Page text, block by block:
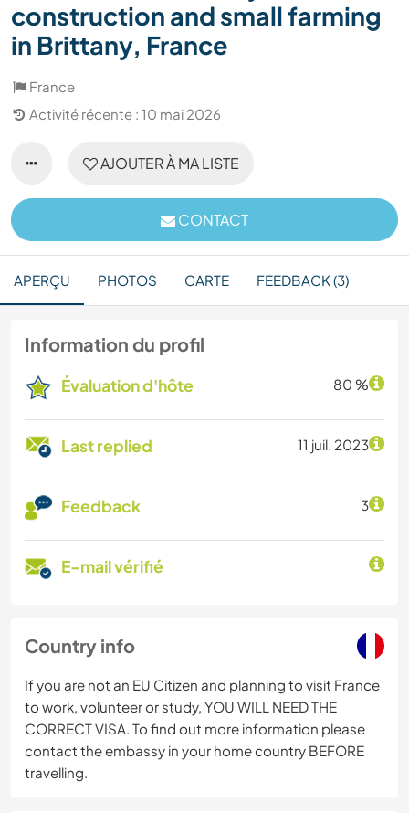
construction and small farming
in Brittany, France
France
Activité récente : 10 mai 2026
AJOUTER À MA LISTE
CONTACT
APERÇU PHOTOS CARTE FEEDBACK (3)
Information du profil
Évaluation d'hôte 80 %
Last replied 11 juil. 2023
Feedback 3
E-mail vérifié
Country info
If you are not an EU Citizen and planning to visit France
to work, volunteer or study, YOU WILL NEED THE
CORRECT VISA. To find out more information please
contact the embassy in your home country BEFORE
travelling.